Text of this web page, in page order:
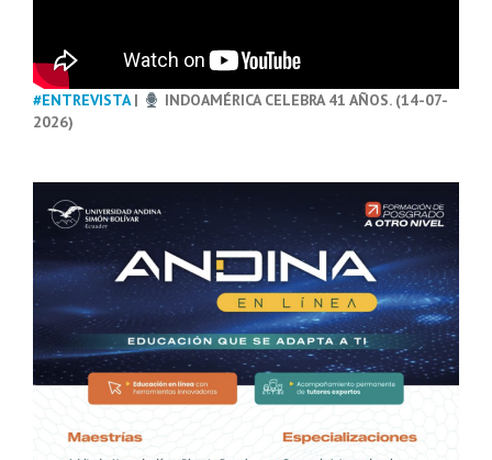
#ENTREVISTA|
INDOAMÉRICA CELEBRA 41 AÑOS. (14-07-
2026)